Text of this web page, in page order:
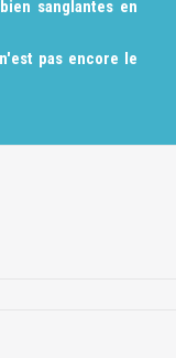
sanglantes en
pas encore le